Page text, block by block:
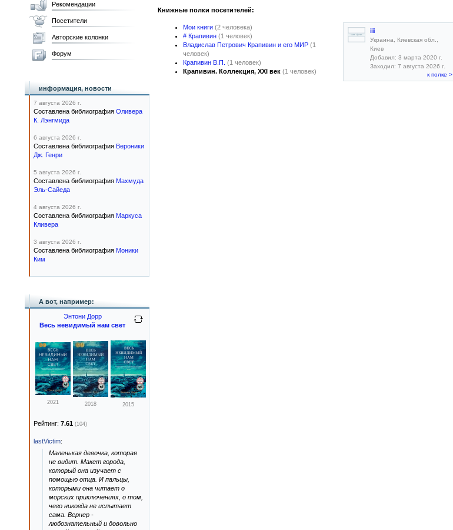
Книжные полки посетителей:
Мои книги (2 человека)
# Крапивин (1 человек)
Владислав Петрович Крапивин и его МИР (1
человек)
Крапивин В.П. (1 человек)
Крапивин. Коллекция, XXI век (1 человек)
iiii
Украина, Киевская обл.,
Киев
Добавил: 3 марта 2020 г.
Заходил: 7 августа 2026 г.
к полке >
Рекомендации
Посетители
Авторские колонки
Форум
информация, новости
7 августа 2026 г.
Составлена библиография Оливера
К. Лэнгмида
6 августа 2026 г.
Составлена библиография Вероники
Дж. Генри
5 августа 2026 г.
Составлена библиография Махмуда
Эль-Сайеда
4 августа 2026 г.
Составлена библиография Маркуса
Кливера
3 августа 2026 г.
Составлена библиография Моники
Ким
А вот, например:
Энтони Дорр
Весь невидимый нам свет
2021 2018 2015
Рейтинг: 7.61 (104)
lastVictim:
Маленькая девочка, которая
не видит. Макет города,
который она изучает с
помощью отца. И пальцы,
которыми она читает о
морских приключениях, о том,
чего никогда не испытает
сама. Вернер -
любознательный и довольно